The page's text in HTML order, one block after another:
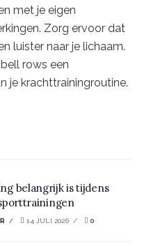
met je eigen
Zorg ervoor dat
luister naar je lichaam.
rows een
je krachttrainingroutine.
belangrijk is tijdens
14 JULI 2026 0